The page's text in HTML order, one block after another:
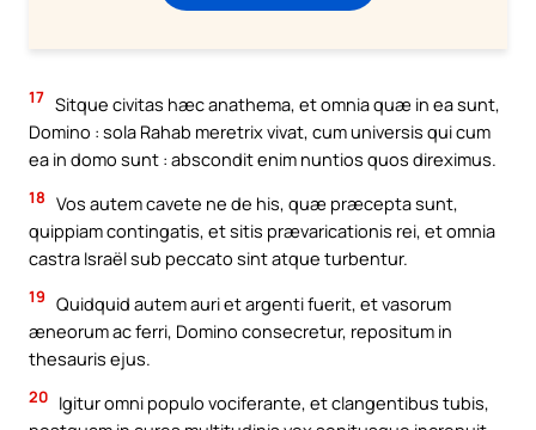
17 Sitque civitas hæc anathema, et omnia quæ in ea sunt,
Domino : sola Rahab meretrix vivat, cum universis qui cum
ea in domo sunt : abscondit enim nuntios quos direximus.
18 Vos autem cavete ne de his, quæ præcepta sunt,
quippiam contingatis, et sitis prævaricationis rei, et omnia
castra Israël sub peccato sint atque turbentur.
19 Quidquid autem auri et argenti fuerit, et vasorum
æneorum ac ferri, Domino consecretur, repositum in
thesauris ejus.
20 Igitur omni populo vociferante, et clangentibus tubis,